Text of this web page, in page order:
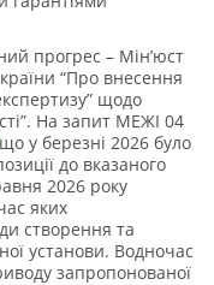
прогрес – Мін’юст
“Про внесення
щодо
На запит МЕЖІ 04
у березні 2026 було
до вказаного
2026 року
яких
створення та
установи. Водночас
запропонованої